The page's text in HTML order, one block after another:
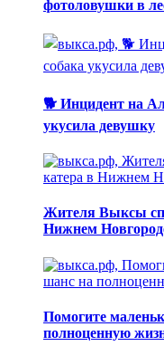
фотоловушки в
🐕 Инцидент на
укусила девушку
Жителя Выксы
Нижнем
Помогите
полноценную